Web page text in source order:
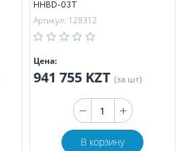
HHBD-03T
Артикул: 128312
Цена:
941 755 KZT (за шт)
В корзину